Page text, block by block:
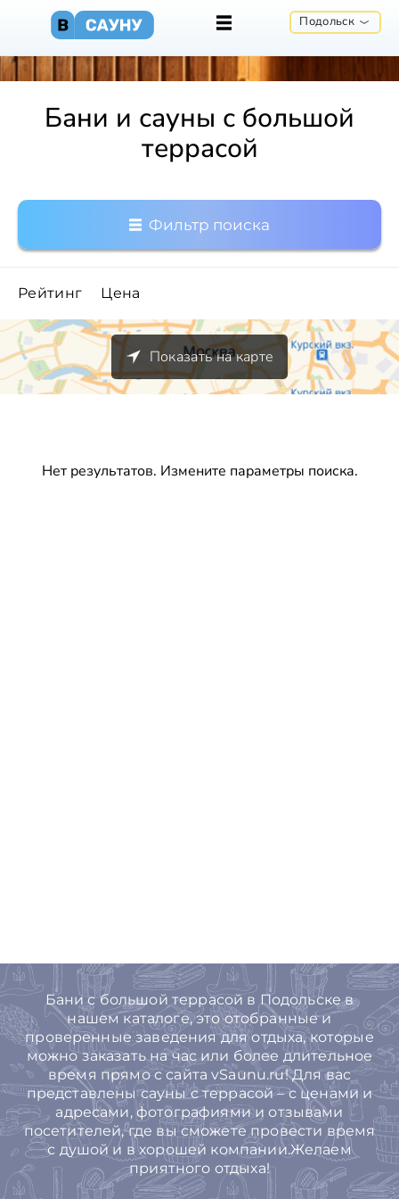
Подольск
Бани и сауны с большой
террасой
Фильтр поиска
Рейтинг Цена
Показать на карте
Нет результатов. Измените параметры поиска.
Бани с большой террасой в Подольске в
нашем каталоге, это отобранные и
проверенные заведения для отдыха, которые
можно заказать на час или более длительное
время прямо с сайта vSaunu.ru! Для вас
представлены сауны с террасой – с ценами и
адресами, фотографиями и отзывами
посетителей, где вы сможете провести время
с душой и в хорошей компании.Желаем
приятного отдыха!